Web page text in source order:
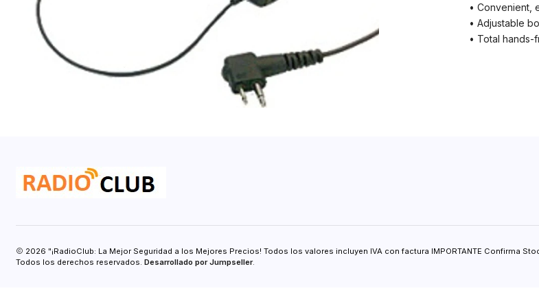
• Convenient,
• Adjustable
• Total
2026 "¡RadioClub: La Mejor Seguridad a los Mejores Precios! Todos los valores incluyen IVA con factura IMPORTANTE Confirma
Todos los derechos reservados. Desarrollado por Jumpseller.